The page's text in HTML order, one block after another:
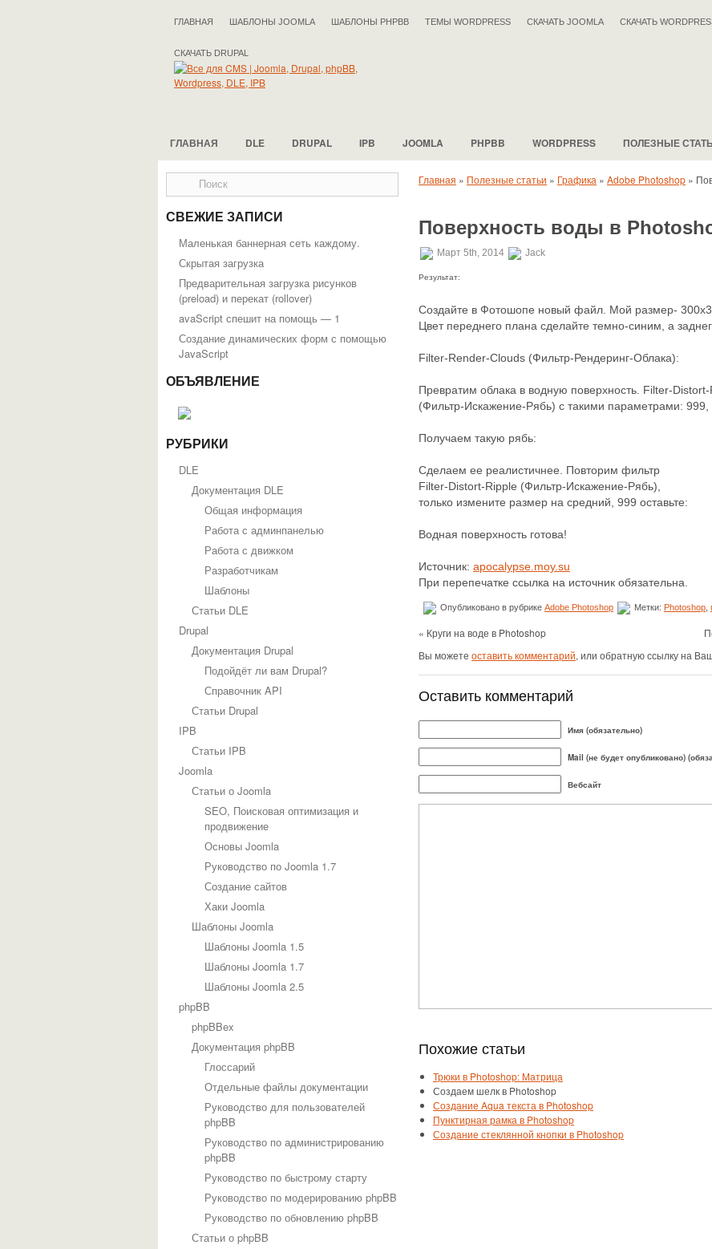
ГЛАВНАЯ ШАБЛОНЫ JOOMLA ШАБЛОНЫ PHPBB ТЕМЫ WORDPRESS СКАЧАТЬ JOOMLA СКАЧАТЬ
СКАЧАТЬ DRUPAL
ГЛАВНАЯ DLE DRUPAL IPB JOOMLA PHPBB WORDPRESS ПОЛЕЗНЫЕ
СВЕЖИЕ ЗАПИСИ
Маленькая баннерная сеть каждому.
Скрытая загрузка
Предварительная загрузка рисунков
(preload) и перекат (rollover)
avaScript спешит на помощь — 1
Создание динамических форм с помощью
JavaScript
ОБЪЯВЛЕНИЕ
РУБРИКИ
DLE
Документация DLE
Общая информация
Работа с админпанелью
Работа с движком
Разработчикам
Шаблоны
Статьи DLE
Drupal
Документация Drupal
Подойдёт ли вам Drupal?
Справочник API
Статьи Drupal
IPB
Статьи IPB
Joomla
Статьи о Joomla
SEO, Поисковая оптимизация и
продвижение
Основы Joomla
Руководство по Joomla 1.7
Создание сайтов
Хаки Joomla
Шаблоны Joomla
Шаблоны Joomla 1.5
Шаблоны Joomla 1.7
Шаблоны Joomla 2.5
phpBB
phpBBex
Документация phpBB
Глоссарий
Отдельные файлы документации
Руководство для пользователей
phpBB
Руководство по администрированию
phpBB
Руководство по быстрому старту
Руководство по модерированию phpBB
Руководство по обновлению phpBB
Статьи о phpBB
Главная » Полезные статьи » Графика » Adobe Photoshop »
Поверхность воды в
Март 5th, 2014 Jack
Результат:
Создайте в Фотошопе новый файл. Мой размер-
Цвет переднего плана сделайте темно-синим, а
Filter-Render-Clouds (Фильтр-Рендеринг-Облака):
Превратим облака в водную поверхность. Filter-Distort-
(Фильтр-Искажение-Рябь) с такими параметрами:
Получаем такую рябь:
Сделаем ее реалистичнее. Повторим фильтр
Filter-Distort-Ripple (Фильтр-Искажение-Рябь),
только измените размер на средний, 999 оставьте:
Водная поверхность готова!
Источник: apocalypse.moy.su
При перепечатке ссылка на источник обязательна.
Опубликовано в рубрике Adobe Photoshop Метки: Photoshop
« Круги на воде в Photoshop
Вы можете оставить комментарий, или обратную ссылку на
Оставить комментарий
Имя (обязательно)
Mail (не будет опубликовано)
Вебсайт
Похожие статьи
Трюки в Photoshop: Матрица
Создаем шелк в Photoshop
Создание Aqua текста в Photoshop
Пунктирная рамка в Photoshop
Создание стеклянной кнопки в Photoshop